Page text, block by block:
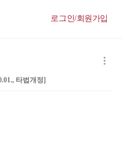
로그인/회원가입
타법개정]